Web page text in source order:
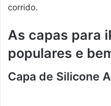
corrido.
As capas para
populares e
Capa de Silicone